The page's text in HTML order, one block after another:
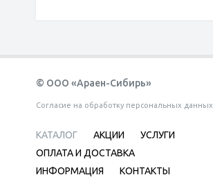
© ООО «Араен-Сибирь»
Согласие на обработку персональных данных
КАТАЛОГ АКЦИИ
УСЛУГИ
ОПЛАТА И ДОСТАВКА
ИНФОРМАЦИЯ
КОНТАКТЫ